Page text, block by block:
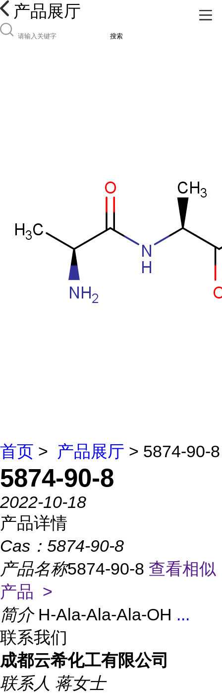
产品展厅
搜索
首页 > 产品展厅 > 5874-90-8
5874-90-8
2022-10-18
产品详情
Cas： 5874-90-8
产品名称5874-90-8 查看相似
产品 >
简介 H-Ala-Ala-Ala-OH ...
联系我们
成都云希化工有限公司
联系人 蒋女士